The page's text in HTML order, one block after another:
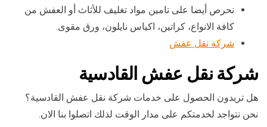
نحرص أيضا على تامين مواد تغليف للأثاث أو العفش من
كافة الانواع، كراتين، اكياس نايلون، ورق مقوى.
شركة نقل عفش
شركة نقل عفش القادسية
هل تريدون الحصول على خدمات شركة نقل عفش القادسية؟
نحن نتواجد لخدمتكم على مدار الوقت لذلك اتصلوا بنا الان.